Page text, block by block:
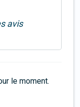
avis
le moment.